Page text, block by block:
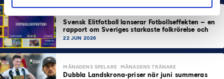
HÅLLBARHET
Svensk Elitfotboll lanserar Fotbollseffekten – en
rapport om Sveriges starkaste folkrörelse och
samhällskraft
22 JUN 2026
MÅNADENS SPELARE MÅNADENS TRÄNARE
Dubbla Landskrona-priser när juni summeras